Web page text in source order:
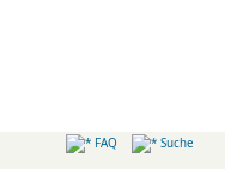
FAQ Suche